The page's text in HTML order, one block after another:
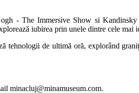
- The Immersive Show si
iubirea prin unele dintre cele mai
de ultimă oră, explorând
minacluj@minamuseum.com.